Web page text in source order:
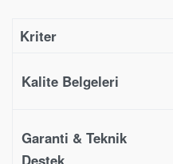
Kriter
Kalite Belgeleri
Garanti & Teknik
Destek